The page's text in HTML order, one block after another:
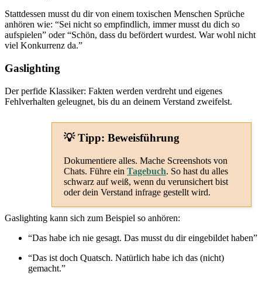
Stattdessen musst du dir von einem toxischen Menschen Sprüche
anhören wie: “Sei nicht so empfindlich, immer musst du dich so
aufspielen” oder “Schön, dass du befördert wurdest. War wohl nicht
viel Konkurrenz da.”
Gaslighting
Der perfide Klassiker: Fakten werden verdreht und eigenes
Fehlverhalten geleugnet, bis du an deinem Verstand zweifelst.
💡 Tipp: Beweisführung
Dokumentiere alles. Mache Screenshots von
Chats. Führe ein Tagebuch. So hast du alles
schwarz auf weiß, wenn du verunsichert bist
oder dein Verstand infrage gestellt wird.
Gaslighting kann sich zum Beispiel so anhören:
“Das habe ich nie gesagt. Das musst du dir eingebildet haben”
“Das ist doch Quatsch. Natürlich habe ich das (nicht)
gemacht.”